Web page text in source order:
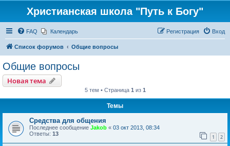
Христианская школа "Путь к Богу"
FAQ Календарь Вход
Регистрация
Список форумов Общие вопросы
Общие вопросы
Новая тема
5 тем • Страница 1 из 1
Темы
Средства для общения
Последнее сообщение Jakob « 03 окт 2013, 08:34
Ответы: 13 1 2